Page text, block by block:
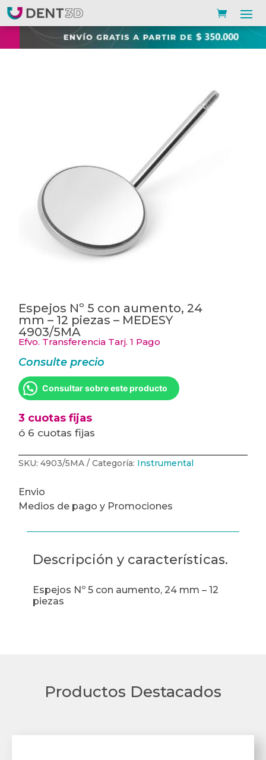
Espejos Nº 5 con aumento, 24
mm – 12 piezas – MEDESY
4903/5MA
Efvo. Transferencia Tarj. 1 Pago
Consulte precio
Consultar sobre este producto
3 cuotas fijas
ó 6 cuotas fijas
SKU:4903/5MA Categoría: Instrumental
Envio
Medios de pago y Promociones
Descripción y características.
Espejos Nº 5 con aumento, 24 mm – 12
piezas
Productos Destacados